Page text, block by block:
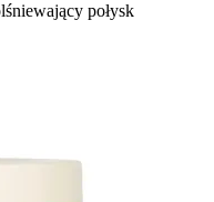
połysk